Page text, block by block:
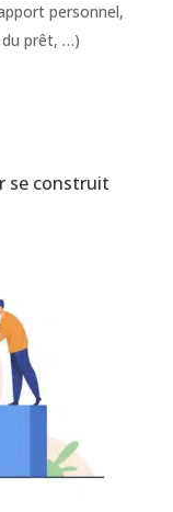
personnel,
prêt, …)
se construit